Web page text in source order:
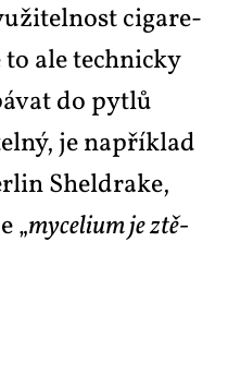
ci­ga­re­
ale tech­nic­ky
do pyt­lů
je na­pří­klad
Shel­dra­ke,
„my­ce­li­um je ztě­